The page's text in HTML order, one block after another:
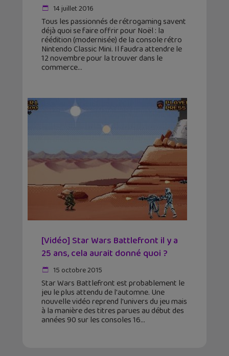
14 juillet 2016
Tous les passionnés de rétrogaming savent
déjà quoi se faire offrir pour Noël : la
réédition (modernisée) de la console rétro
Nintendo Classic Mini. Il faudra attendre le
12 novembre pour la trouver dans le
commerce
[Vidéo] Star Wars Battlefront il y a
25 ans, cela aurait donné quoi ?
15 octobre 2015
Star Wars Battlefront est probablement le
jeu le plus attendu de l'automne. Une
nouvelle vidéo reprend l'univers du jeu mais
à la manière des titres parues au début des
années 90 sur les consoles 16